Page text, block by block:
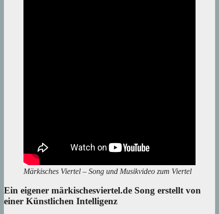
Märkisches Viertel – Song und Musikvideo zum Viertel
Ein eigener märkischesviertel.de Song erstellt von
einer Künstlichen Intelligenz